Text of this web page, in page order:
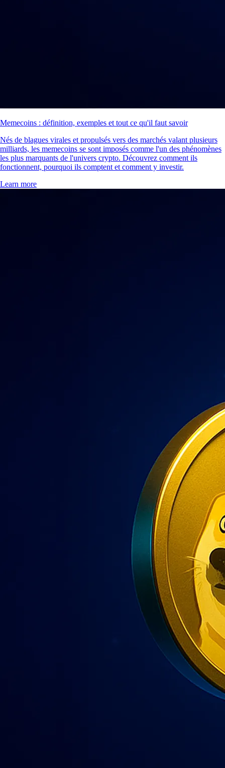
Memecoins : définition, exemples et tout ce qu'il faut savoir
Nés de blagues virales et propulsés vers des marchés valant plusieurs
milliards, les memecoins se sont imposés comme l'un des phénomènes
les plus marquants de l'univers crypto. Découvrez comment ils
fonctionnent, pourquoi ils comptent et comment y investir.
Learn more